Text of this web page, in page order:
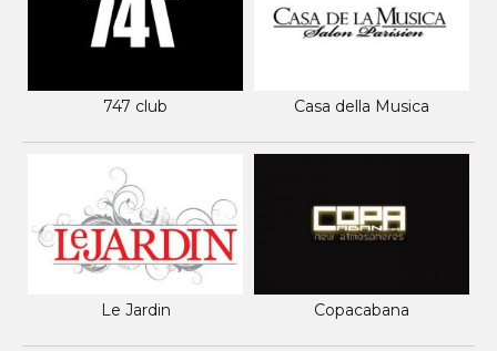
747 club Casa della Musica
Le Jardin Copacabana